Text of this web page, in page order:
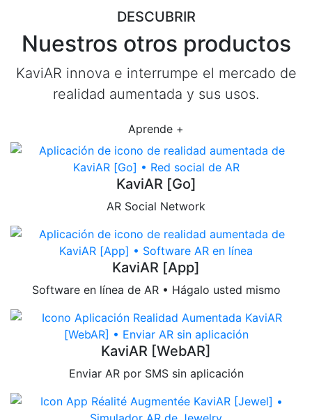
DESCUBRIR
Nuestros otros productos
KaviAR innova e interrumpe el mercado de
realidad aumentada y sus usos.
Aprende +
KaviAR [Go]
AR Social Network
KaviAR [App]
Software en línea de AR • Hágalo usted mismo
KaviAR [WebAR]
Enviar AR por SMS sin aplicación